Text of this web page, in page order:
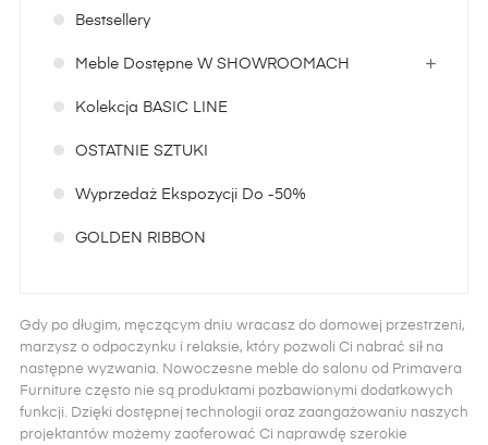
Bestsellery
Meble Dostępne W SHOWROOMACH
Kolekcja BASIC LINE
OSTATNIE SZTUKI
Wyprzedaż Ekspozycji Do -50%
GOLDEN RIBBON
Gdy po długim, męczącym dniu wracasz do domowej przestrzeni,
marzysz o odpoczynku i relaksie, który pozwoli Ci nabrać sił na
następne wyzwania. Nowoczesne meble do salonu od Primavera
Furniture często nie są produktami pozbawionymi dodatkowych
funkcji. Dzięki dostępnej technologii oraz zaangażowaniu naszych
projektantów możemy zaoferować Ci naprawdę szerokie